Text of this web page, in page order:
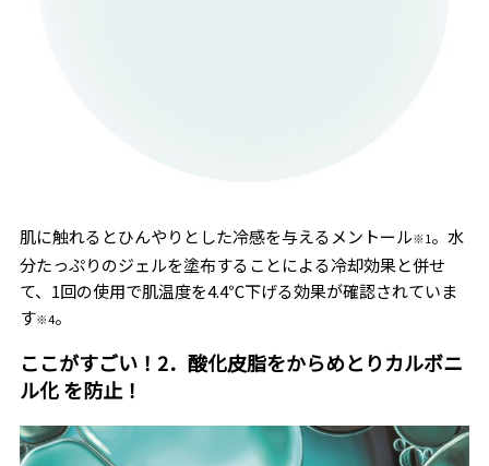
肌に触れるとひんやりとした冷感を与えるメントール※1。水
分たっぷりのジェルを塗布することによる冷却効果と併せ
て、1回の使用で肌温度を4.4℃下げる効果が確認されていま
す※4。
ここがすごい！2．酸化皮脂をからめとりカルボニ
ル化 を防止！